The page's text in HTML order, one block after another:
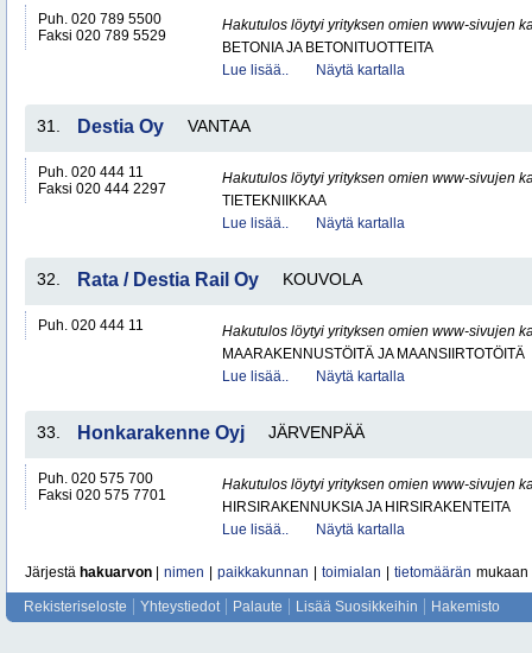
Puh. 020 789 5500
Faksi 020 789 5529
Hakutulos löytyi yrityksen omien www-sivujen
BETONIA JA BETONITUOTTEITA
Lue lisää..
Näytä kartalla
31. Destia Oy VANTAA
Puh. 020 444 11
Faksi 020 444 2297
Hakutulos löytyi yrityksen omien www-sivujen
TIETEKNIIKKAA
Lue lisää..
Näytä kartalla
32. Rata / Destia Rail Oy KOUVOLA
Puh. 020 444 11
Hakutulos löytyi yrityksen omien www-sivujen
MAARAKENNUSTÖITÄ JA MAANSIIRTOTÖITÄ
Lue lisää..
Näytä kartalla
33. Honkarakenne Oyj JÄRVENPÄÄ
Puh. 020 575 700
Faksi 020 575 7701
Hakutulos löytyi yrityksen omien www-sivujen
HIRSIRAKENNUKSIA JA HIRSIRAKENTEITA
Lue lisää..
Näytä kartalla
Järjestä hakuarvon nimen paikkakunnan toimialan tietomäärän mukaan
Rekisteriseloste Yhteystiedot Palaute Lisää Suosikkeihin Hakemisto